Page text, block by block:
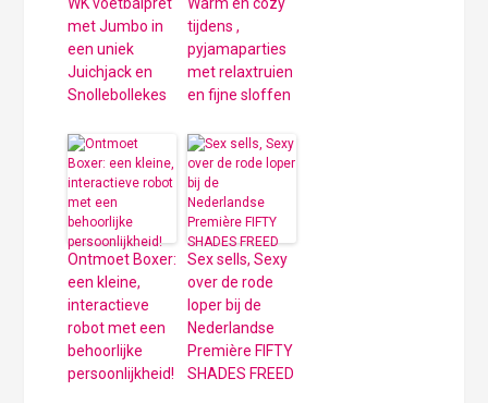
met Jumbo in
een uniek
Juichjack en
Snollebollekes
tijdens ,
pyjamaparties
met relaxtruien
en fijne sloffen
Ontmoet Boxer:
een kleine,
interactieve
robot met een
behoorlijke
persoonlijkheid!
Sex sells, Sexy
over de rode
loper bij de
Nederlandse
Première FIFTY
SHADES FREED